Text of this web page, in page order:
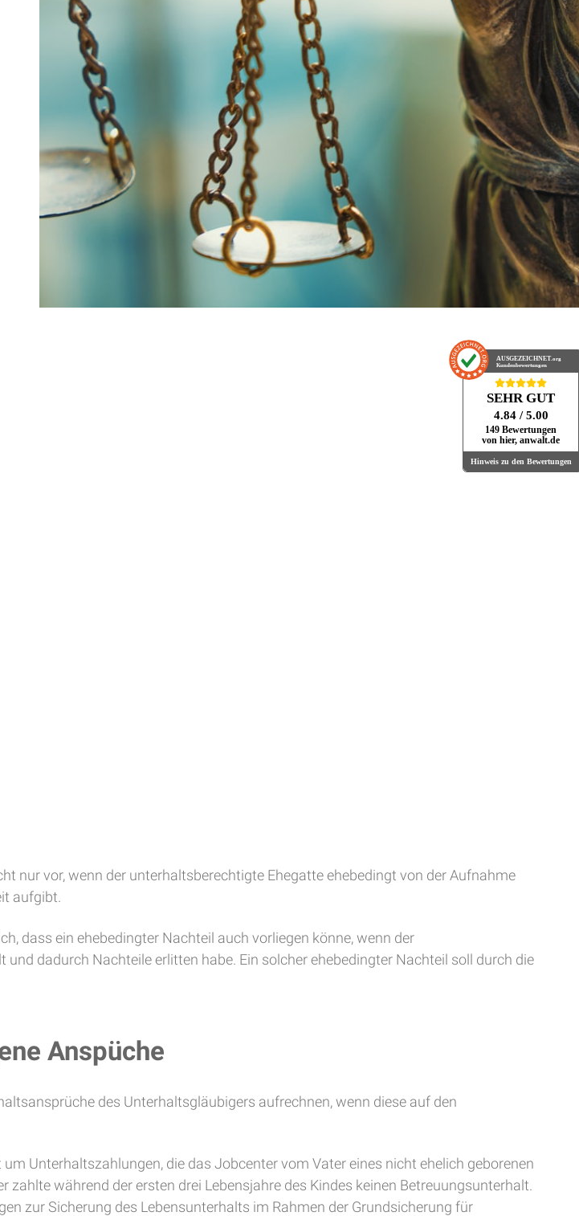
nur vor, wenn der unterhaltsberechtigte Ehegatte ehebedingt von der Aufnahme
aufgibt.
dass ein ehebedingter Nachteil auch vorliegen könne, wenn der
dadurch Nachteile erlitten habe. Ein solcher ehebedingter Nachteil soll durch die
Anspüche
des Unterhaltsgläubigers aufrechnen, wenn diese auf den
Unterhaltszahlungen, die das Jobcenter vom Vater eines nicht ehelich geborenen
während der ersten drei Lebensjahre des Kindes keinen Betreuungsunterhalt.
zur Sicherung des Lebensunterhalts im Rahmen der Grundsicherung für
AUSGEZEICHNET .org
Kundenbewertungen
SEHR GUT
4.84 / 5.00
149 Bewertungen
von hier, anwalt.de
Hinweis zu den Bewertungen